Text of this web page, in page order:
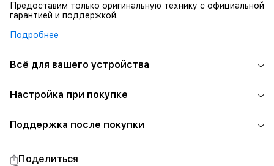
Предоставим только оригинальную технику с официальной
гарантией и поддержкой.
Подробнее
Всё для вашего устройства
Настройка при покупке
Поддержка после покупки
Поделиться